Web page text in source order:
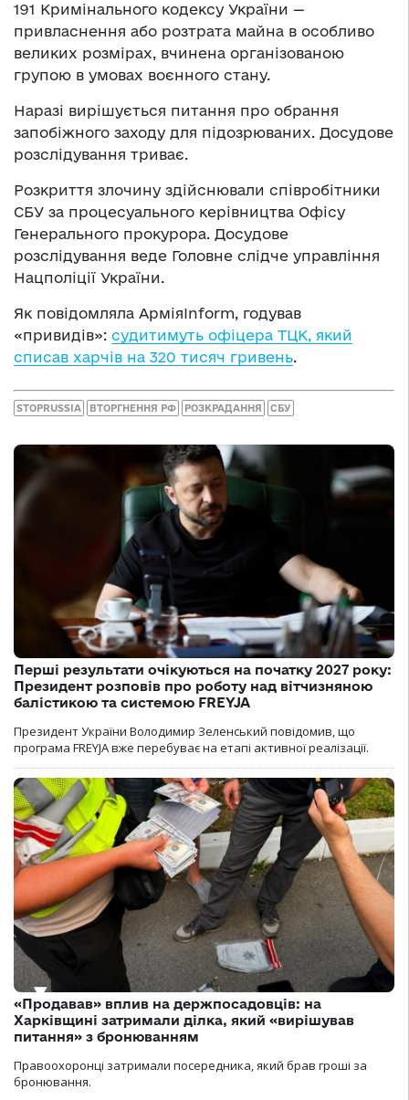
191 Кримінального кодексу України —
привласнення або розтрата майна в особливо
великих розмірах, вчинена організованою
групою в умовах воєнного стану.
Наразі вирішується питання про обрання
запобіжного заходу для підозрюваних. Досудове
розслідування триває.
Розкриття злочину здійснювали співробітники
СБУ за процесуального керівництва Офісу
Генерального прокурора. Досудове
розслідування веде Головне слідче управління
Нацполіції України.
Як повідомляла АрміяInform, годував
«привидів»: судитимуть офіцера ТЦК, який
списав харчів на 320 тисяч гривень.
STOPRUSSIA ВТОРГНЕННЯ РФ РОЗКРАДАННЯ СБУ
Перші результати очікуються на початку 2027 року:
Президент розповів про роботу над вітчизняною
балістикою та системою FREYJA
Президент України Володимир Зеленський повідомив, що
програма FREYJA вже перебуває на етапі активної реалізації.
«Продавав» вплив на держпосадовців: на
Харківщині затримали ділка, який «вирішував
питання» з бронюванням
Правоохоронці затримали посередника, який брав гроші за
бронювання.